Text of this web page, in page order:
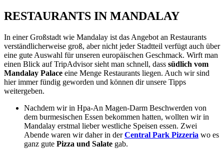
RESTAURANTS IN MANDALAY
In einer Großstadt wie Mandalay ist das Angebot an Restaurants
verständlicherweise groß, aber nicht jeder Stadtteil verfügt auch über
eine gute Auswahl für unseren europäischen Geschmack. Wirft man
einen Blick auf TripAdvisor sieht man schnell, dass südlich vom
Mandalay Palace eine Menge Restaurants liegen. Auch wir sind
hier immer fündig geworden und können dir unsere Tipps
weitergeben.
Nachdem wir in Hpa-An Magen-Darm Beschwerden von
dem burmesischen Essen bekommen hatten, wollten wir in
Mandalay erstmal lieber westliche Speisen essen. Zwei
Abende waren wir daher in derCentral Park Pizzeria wo es
ganz gute Pizza und Salate gab.